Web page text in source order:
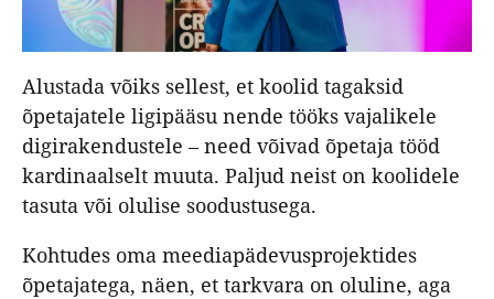
Alustada võiks sellest, et koolid tagaksid
õpetajatele ligipääsu nende tööks vajalikele
digirakendustele – need võivad õpetaja tööd
kardinaalselt muuta. Paljud neist on koolidele
tasuta või olulise soodustusega.
Kohtudes oma meediapädevusprojektides
õpetajatega, näen, et tarkvara on oluline, aga